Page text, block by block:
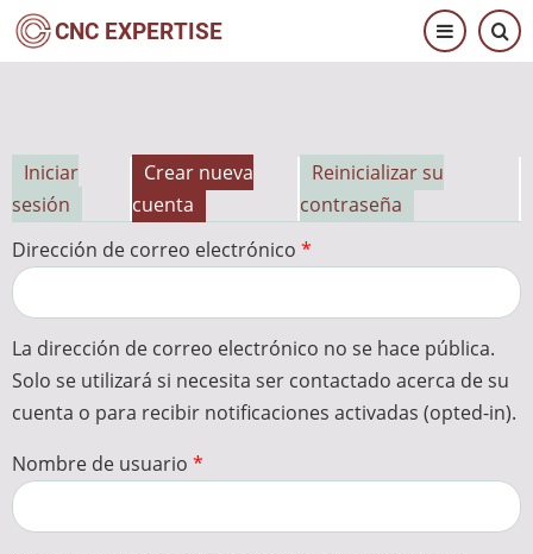
Pasar
CNC EXPERTISE
Solapas
principales
Iniciar
sesión
Crear nueva
cuenta
Reinicializar su
contraseña
Dirección de correo electrónico
La dirección de correo electrónico no se hace pública.
Solo se utilizará si necesita ser contactado acerca de su
cuenta o para recibir notificaciones activadas (opted-in).
Nombre de usuario